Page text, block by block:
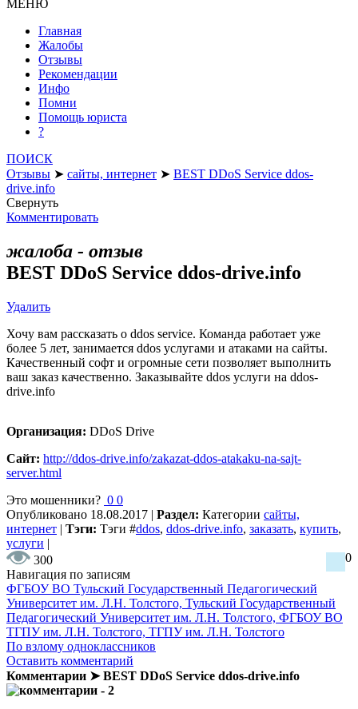
МЕНЮ
Главная
Жалобы
Отзывы
Рекомендации
Инфо
Помни
Помощь юриста
?
ПОИСК
Отзывы ➤ сайты, интернет ➤ BEST DDoS Service ddos-
drive.info
Свернуть
Комментировать
жалоба - отзыв
BEST DDoS Service ddos-drive.info
Удалить
Хочу вам рассказать о ddos service. Команда работает уже
более 5 лет, занимается ddos услугами и атаками на сайты.
Качественный софт и огромные сети позволяет выполнить
ваш заказ качественно. Заказывайте ddos услуги на ddos-
drive.info
Организация: DDoS Drive
Сайт: http://ddos-drive.info/zakazat-ddos-atakaku-na-sajt-
server.html
Это мошенники? 0 0
Опубликовано 18.08.2017 | Раздел: Категории сайты,
интернет | Тэги: Тэги #ddos, ddos-drive.info, заказать, купить,
услуги |
300
0
Навигация по записям
ФГБОУ ВО Тульский Государственный Педагогический
Университет им. Л.Н. Толстого, Тульский Государственный
Педагогический Университет им. Л.Н. Толстого, ФГБОУ ВО
ТГПУ им. Л.Н. Толстого, ТГПУ им. Л.Н. Толстого
По взлому одноклассников
Оставить комментарий
Комментарии ➤ BEST DDoS Service ddos-drive.info
- 2